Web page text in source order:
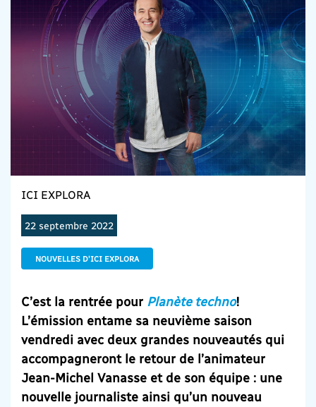
ICI EXPLORA
22 septembre 2022
NOUVELLES D'ICI EXPLORA
C’est la rentrée pour Planète techno!
L’émission entame sa neuvième saison
vendredi avec deux grandes nouveautés qui
accompagneront le retour de l’animateur
Jean-Michel Vanasse et de son équipe : une
nouvelle journaliste ainsi qu’un nouveau